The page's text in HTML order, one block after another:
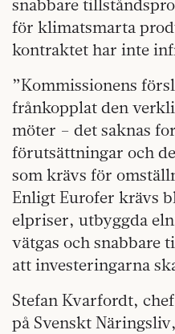
snabbare
för klimatsmarta
kontraktet har inte
”Kommissionens
frånkopplat den
möter – det saknas
förutsättningar och
som krävs för
Enligt Eurofer krävs
elpriser, utbyggda
vätgas och snabbare
att investeringarna
Stefan Kvarfordt,
på Svenskt